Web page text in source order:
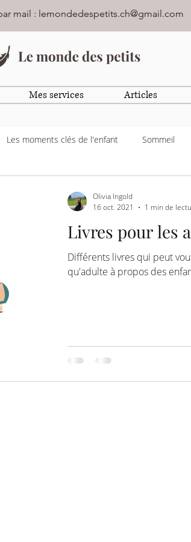
mail : lemondedespetits.ch@gmail.com
Mes services Articles
Les moments clés de l'enfant Sommeil
Livres pour les
Différents livres qui peut
qu'adulte à propos des
Olivia Ingold
16 oct. 2021
1 min de